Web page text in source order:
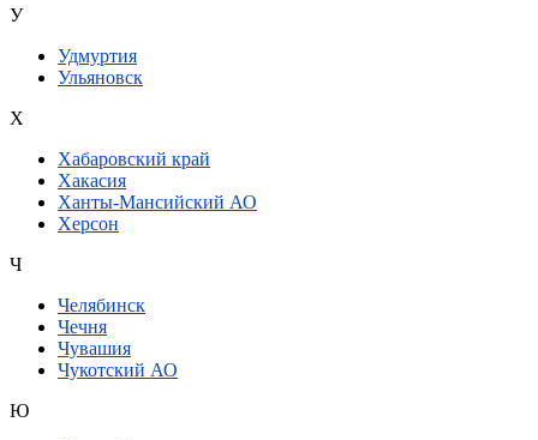
У
Удмуртия
Ульяновск
Х
Хабаровский край
Хакасия
Ханты-Мансийский АО
Херсон
Ч
Челябинск
Чечня
Чувашия
Чукотский АО
Ю